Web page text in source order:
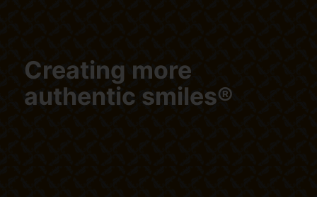
Creating more
authentic smiles®